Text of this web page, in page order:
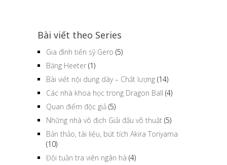
Bài viết theo Series
Gia đình tiến sỹ Gero (5)
Băng Heeter (1)
Bài viết nội dung dày – Chất lượng (14)
Các nhà khoa học trong Dragon Ball (4)
Quan điểm độc giả (5)
Những nhà vô địch Giải đấu võ thuật (5)
Bản thảo, tài liệu, bút tích Akira Toriyama
(10)
Đội tuần tra viên ngân hà (4)